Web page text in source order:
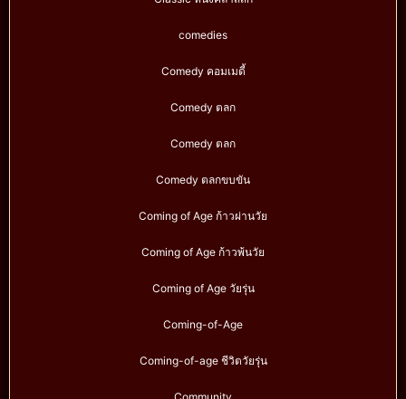
comedies
Comedy คอมเมดี้
Comedy ตลก
Comedy ตลก
Comedy ตลกขบขัน
Coming of Age ก้าวผ่านวัย
Coming of Age ก้าวพ้นวัย
Coming of Age วัยรุ่น
Coming-of-Age
Coming-of-age ชีวิตวัยรุ่น